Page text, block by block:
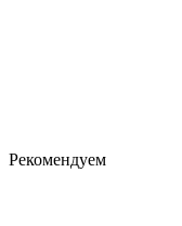
Рекомендуем